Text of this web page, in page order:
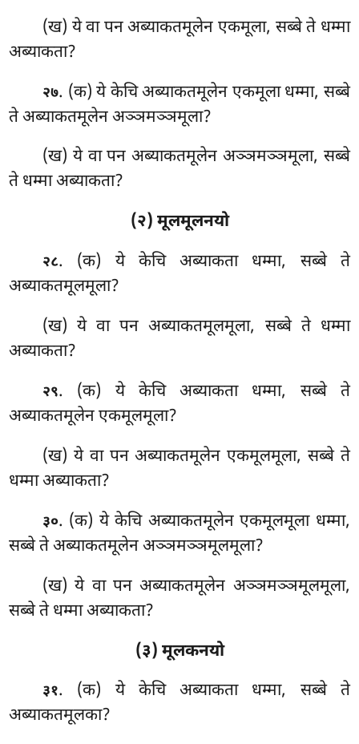
(ख) ये वा पन अब्याकतमूलेन एकमूला, सब्बे ते धम्मा
अब्याकता?
२७. (क) ये केचि अब्याकतमूलेन एकमूला धम्मा, सब्बे
ते अब्याकतमूलेन अञ्ञमञ्ञमूला?
(ख) ये वा पन अब्याकतमूलेन अञ्ञमञ्ञमूला, सब्बे
ते धम्मा अब्याकता?
(२) मूलमूलनयो
२८. (क) ये केचि अब्याकता धम्मा, सब्बे ते
अब्याकतमूलमूला?
(ख) ये वा पन अब्याकतमूलमूला, सब्बे ते धम्मा
अब्याकता?
२९. (क) ये केचि अब्याकता धम्मा, सब्बे ते
अब्याकतमूलेन एकमूलमूला?
(ख) ये वा पन अब्याकतमूलेन एकमूलमूला, सब्बे ते
धम्मा अब्याकता?
३०. (क) ये केचि अब्याकतमूलेन एकमूलमूला धम्मा,
सब्बे ते अब्याकतमूलेन अञ्ञमञ्ञमूलमूला?
(ख) ये वा पन अब्याकतमूलेन अञ्ञमञ्ञमूलमूला,
सब्बे ते धम्मा अब्याकता?
(३) मूलकनयो
३१. (क) ये केचि अब्याकता धम्मा, सब्बे ते
अब्याकतमूलका?